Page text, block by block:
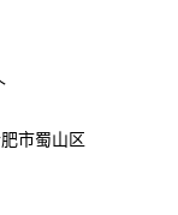
市蜀山区